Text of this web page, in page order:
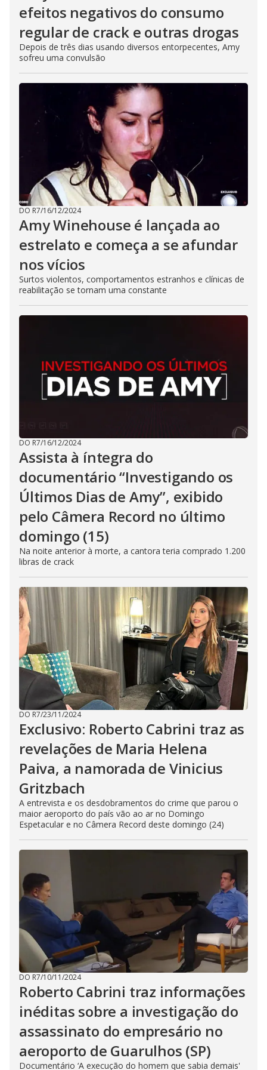
efeitos negativos do consumo
regular de crack e outras drogas
Depois de três dias usando diversos entorpecentes, Amy
sofreu uma convulsão
DO R7/16/12/2024
Amy Winehouse é lançada ao
estrelato e começa a se afundar
nos vícios
Surtos violentos, comportamentos estranhos e clínicas de
reabilitação se tornam uma constante
DO R7/16/12/2024
Assista à íntegra do
documentário “Investigando os
Últimos Dias de Amy”, exibido
pelo Câmera Record no último
domingo (15)
Na noite anterior à morte, a cantora teria comprado 1.200
libras de crack
DO R7/23/11/2024
Exclusivo: Roberto Cabrini traz as
revelações de Maria Helena
Paiva, a namorada de Vinicius
Gritzbach
A entrevista e os desdobramentos do crime que parou o
maior aeroporto do país vão ao ar no Domingo
Espetacular e no Câmera Record deste domingo (24)
DO R7/10/11/2024
Roberto Cabrini traz informações
inéditas sobre a investigação do
assassinato do empresário no
aeroporto de Guarulhos (SP)
Documentário ‘A execução do homem que sabia demais'